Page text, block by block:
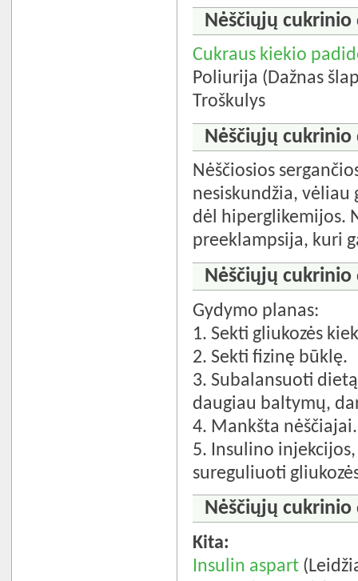
Nėščiųjų
Cukraus kiekio
Poliurija (Dažnas
Troškulys
Nėščiųjų
Nėščiosios
nesiskundžia, vėliau
dėl hiperglikemijos.
preeklampsija, kuri
Nėščiųjų
Gydymo planas:
1. Sekti gliukozės
2. Sekti fizinę būklę.
3. Subalansuoti
daugiau baltymų,
4. Mankšta nėščiajai.
5. Insulino
sureguliuoti
Nėščiųjų cukrinio
Kita:
Insulin aspart